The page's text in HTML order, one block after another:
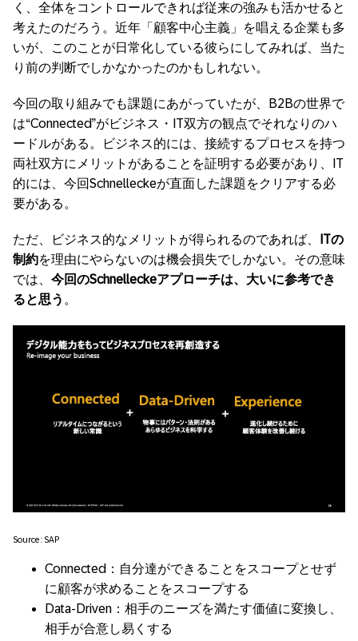
く、全体をコントロールできれば従来の強みも活かせると
考えたのだろう。近年「顧客中心主義」を唱える企業も多
いが、このことが日常化している彼らにしてみれば、当た
り前の判断でしかなかったのかもしれない。
今回の取り組みでも課題にあがっていたが、B2Bの世界で
は“Connected”がビジネス・IT双方の観点でそれなりのハ
ードルがある。ビジネス的には、接続するプロセスを持つ
両社双方にメリットがあることを証明する必要があり、IT
的には、今回Schnelleckeが直面した課題をクリアする必
要がある。
ただ、ビジネス的なメリットが得られるのであれば、
ITの
制約を理由にやらないのは機会損失でしかない。その意味
では、 今回のSchnelleckeアプローチは、大いに参考でき
ると思う 。
Source : SAP
Connected：自分達ができることをスコープとせず
に顧客が求めることをスコープする
Data-Driven：相手のニーズを満たす価値に変換し、
相手が合意し易くする